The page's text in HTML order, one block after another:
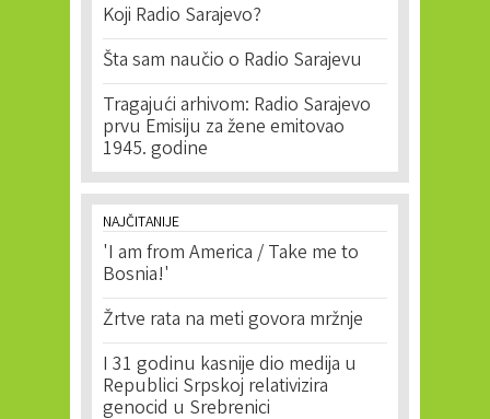
Koji Radio Sarajevo?
Šta sam naučio o Radio Sarajevu
Tragajući arhivom: Radio Sarajevo
prvu Emisiju za žene emitovao
1945. godine
NAJČITANIJE
'I am from America / Take me to
Bosnia!'
Žrtve rata na meti govora mržnje
I 31 godinu kasnije dio medija u
Republici Srpskoj relativizira
genocid u Srebrenici